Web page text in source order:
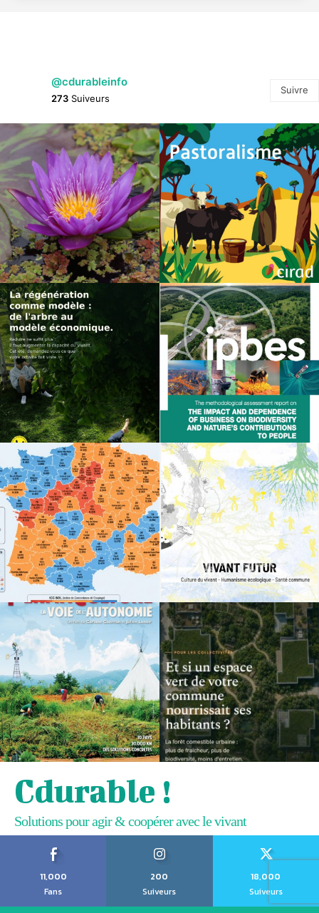
@cdurableinfo
273 Suiveurs
Suivre
Cdurable !
Solutions pour agir & coopérer avec le vivant
11,000
Fans
200
Suiveurs
18,000
Suiveurs